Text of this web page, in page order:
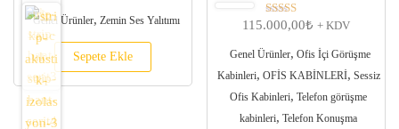
Genel Ürünler, Zemin Ses Yalıtımı
Sepete Ekle
5 üzerinden
115.000,00₺ + KDV
Genel Ürünler, Ofis İçi Görüşme
Kabinleri, OFİS KABİNLERİ, Sessiz
Ofis Kabinleri, Telefon görüşme
kabinleri, Telefon Konuşma